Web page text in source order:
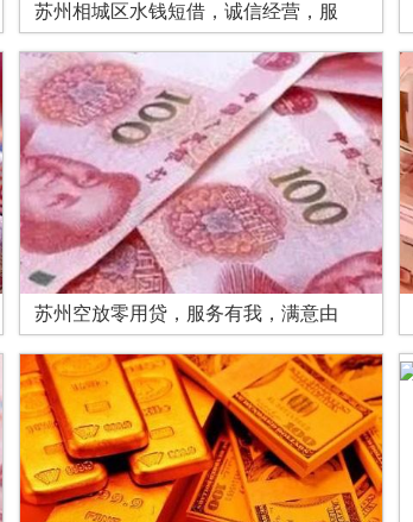
苏州相城区水钱短借，诚信经营，服
苏州空放零用贷，服务有我，满意由